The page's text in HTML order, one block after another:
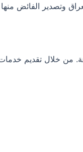
وتصدير الفائض منها
من خلال تقديم